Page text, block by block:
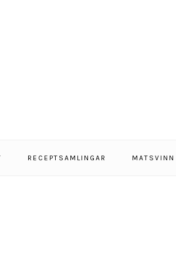
RECEPTSAMLINGAR MATSVINN